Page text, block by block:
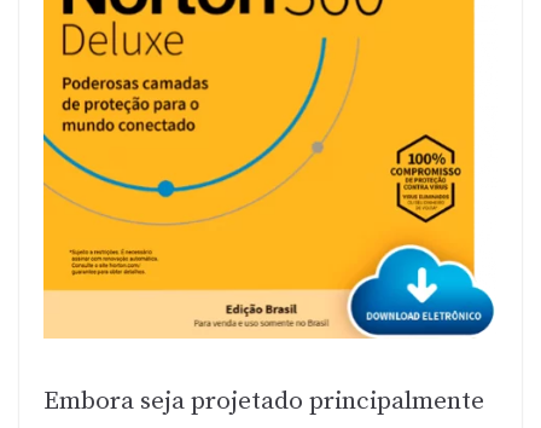
Embora seja projetado principalmente